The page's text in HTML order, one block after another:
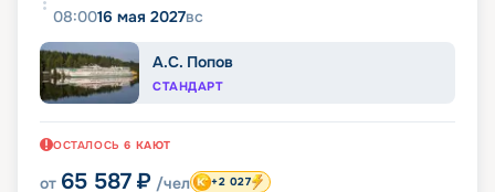
08:0016 мая 2027вс
А.С. Попов
СТАНДАРТ
ОСТАЛОСЬ 6 КАЮТ
от 65 587 ₽ /чел +2 027